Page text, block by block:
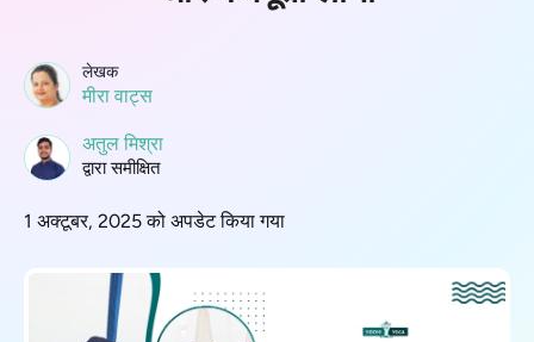
लेखक
मीरा वाट्स
अतुल मिश्रा
द्वारा समीक्षित
1 अक्टूबर, 2025 को अपडेट किया गया